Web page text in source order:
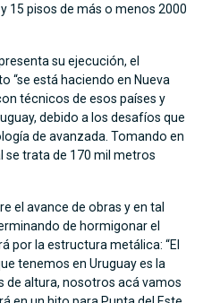
15 pisos de más o menos 2000
su ejecución, el
“se está haciendo en Nueva
técnicos de esos países y
debido a los desafíos que
de avanzada. Tomando en
trata de 170 mil metros
el avance de obras y en tal
de hormigonar el
por la estructura metálica: “El
tenemos en Uruguay es la
de altura, nosotros acá vamos